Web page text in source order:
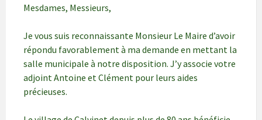
Mesdames, Messieurs,
Je vous suis reconnaissante Monsieur Le Maire d’avoir
répondu favorablement à ma demande en mettant la
salle municipale à notre disposition. J’y associe votre
adjoint Antoine et Clément pour leurs aides
précieuses.